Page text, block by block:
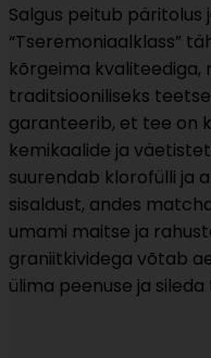
Salgus peitub päritolus
“Tseremoniaalklass”
kõrgeima kvaliteediga,
traditsiooniliseks
garanteerib, et tee on
kemikaalide ja
suurendab klorofülli ja
sisaldust, andes
umami maitse ja
graniitkividega võtab
ülima peenuse ja sileda